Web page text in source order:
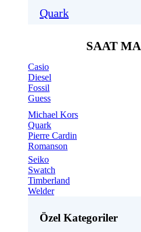
Quark
SAAT
Casio
Diesel
Fossil
Guess
Michael Kors
Quark
Pierre Cardin
Romanson
Seiko
Swatch
Timberland
Welder
Özel Kategoriler